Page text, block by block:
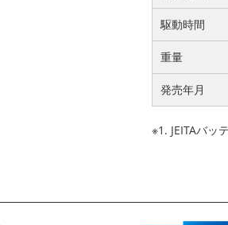
駆動時間
重量
発売年月
※1. JEITAバッ